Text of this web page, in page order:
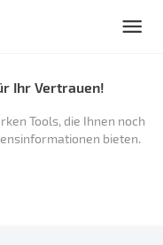
Ihr Vertrauen!
Tools, die Ihnen noch
bieten.